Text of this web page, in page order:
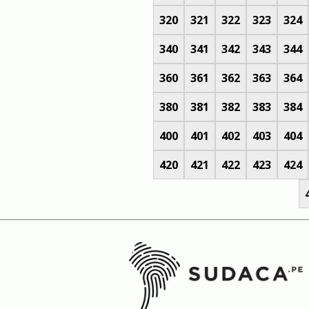
320 321 322 323
324
340
341 342 343
344
360
361 362 363
364
380
381 382 383
384
400
401 402 403
404
420
421 422 423
424